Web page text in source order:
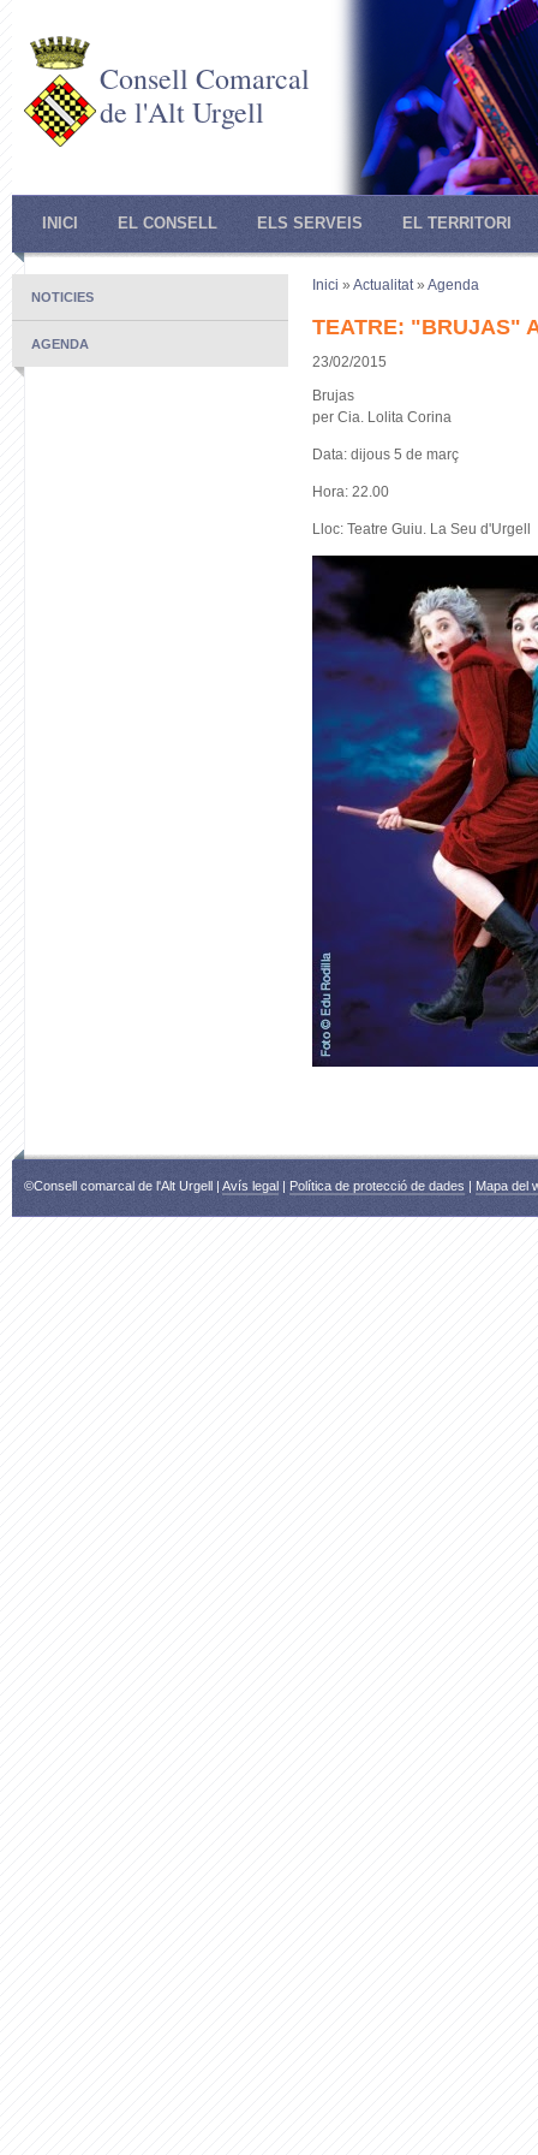
Consell Comarcal
de l'Alt Urgell
INICI EL CONSELL ELS SERVEIS EL TERRITORI
NOTICIES
AGENDA
Inici » Actualitat» Agenda
TEATRE: "BRUJAS"
23/02/2015
Brujas
per Cia. Lolita Corina
Data: dijous 5 de març
Hora: 22.00
Lloc: Teatre Guiu. La Seu d'Urgell
©Consell comarcal de l'Alt Urgell | Avís legal | Política de protecció de dades | Mapa del